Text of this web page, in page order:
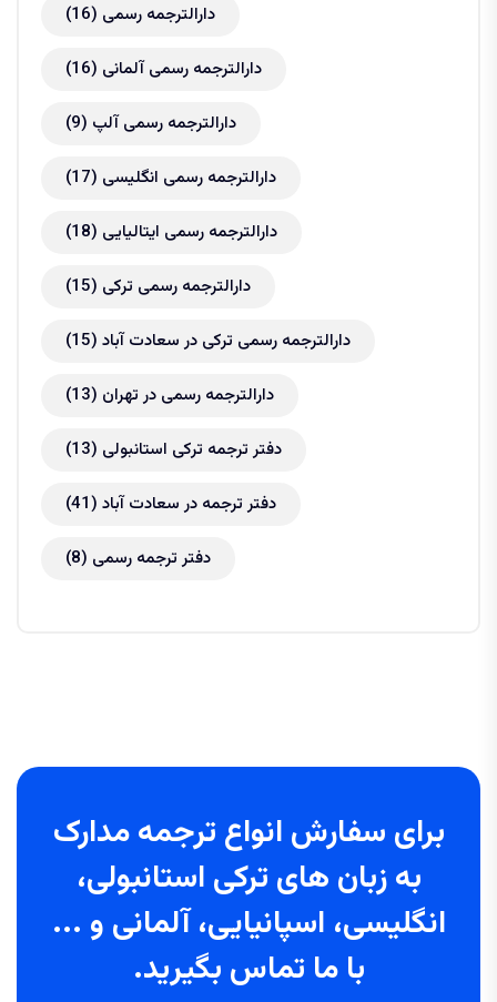
دارالترجمه رسمی (16)
دارالترجمه رسمی آلمانی (16)
دارالترجمه رسمی آلپ (9)
دارالترجمه رسمی انگلیسی (17)
دارالترجمه رسمی ایتالیایی (18)
دارالترجمه رسمی ترکی (15)
دارالترجمه رسمی ترکی در سعادت آباد (15)
دارالترجمه رسمی در تهران (13)
دفتر ترجمه ترکی استانبولی (13)
دفتر ترجمه در سعادت آباد (41)
دفتر ترجمه رسمی (8)
برای سفارش انواع ترجمه مدارک
به زبان های ترکی استانبولی،
انگلیسی، اسپانیایی، آلمانی و ...
با ما تماس بگیرید.